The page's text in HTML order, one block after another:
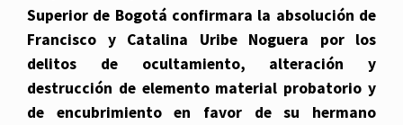
Superior de Bogotá confirmara la absolución de
Francisco y Catalina Uribe Noguera por los
delitos de ocultamiento, alteración y
destrucción de elemento material probatorio y
de encubrimiento en favor de su hermano